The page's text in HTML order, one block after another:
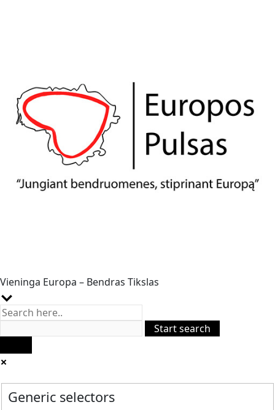
Vieninga Europa – Bendras Tikslas
Generic selectors